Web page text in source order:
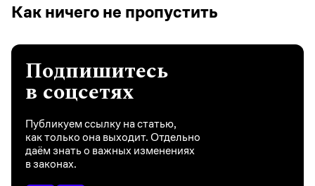
Как ничего не пропустить
Подпишитесь
в соцсетях
Публикуем ссылку на статью,
как только она выходит. Отдельно
даём знать о важных изменениях
в законах.